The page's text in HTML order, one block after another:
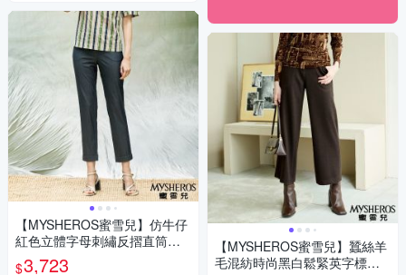
【MYSHEROS蜜雪兒】仿牛仔
紅色立體字母刺繡反摺直筒褲-
鐵灰
$3,723
【MYSHEROS蜜雪兒】蠶絲羊
毛混紡時尚黑白鬆緊英字標籤